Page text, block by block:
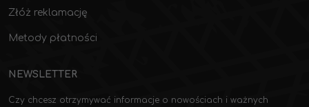
Złóż reklamację
Metody płatności
NEWSLETTER
Czy chcesz otrzymywać informacje o nowościach i ważnych